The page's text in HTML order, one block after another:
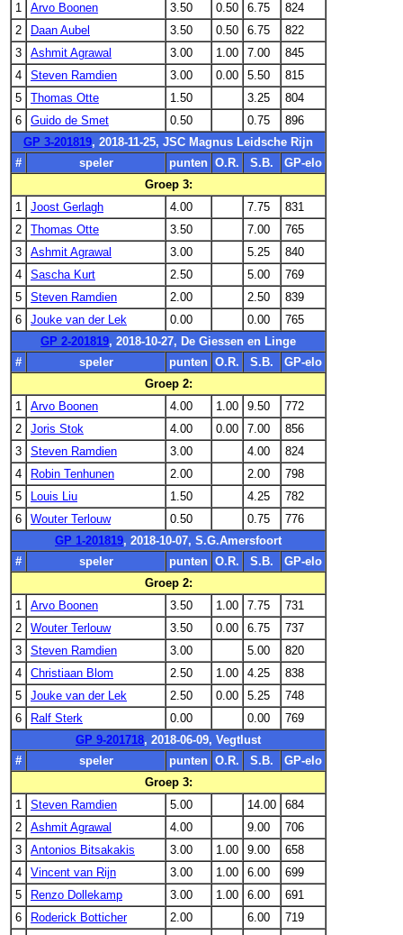
1
Arvo Boonen 3.50 0.50 6.75
824
2
Daan Aubel 3.50 0.50 6.75
822
3
Ashmit Agrawal 3.00 1.00 7.00
845
4
Steven Ramdien 3.00 0.00 5.50
815
5
Thomas Otte 1.50 3.25
804
6
Guido de Smet 0.50 0.75
896
GP 3-201819, 2018-11-25, JSC Magnus Leidsche Rijn
#
speler punten O.R. S.B.
GP-elo
Groep 3:
1
Joost Gerlagh 4.00 7.75
831
2
Thomas Otte 3.50 7.00
765
3
Ashmit Agrawal 3.00 5.25
840
4
Sascha Kurt 2.50 5.00
769
5
Steven Ramdien 2.00 2.50
839
6
Jouke van der Lek 0.00 0.00
765
GP 2-201819, 2018-10-27, De Giessen en Linge
#
speler punten O.R. S.B.
GP-elo
Groep 2:
1
Arvo Boonen 4.00 1.00 9.50
772
2
Joris Stok 4.00 0.00 7.00
856
3
Steven Ramdien 3.00 4.00
824
4
Robin Tenhunen 2.00 2.00
798
5
Louis Liu 1.50 4.25
782
6
Wouter Terlouw 0.50 0.75
776
GP 1-201819, 2018-10-07, S.G.Amersfoort
#
speler punten O.R. S.B.
GP-elo
Groep 2:
1
Arvo Boonen 3.50 1.00 7.75
731
2
Wouter Terlouw 3.50 0.00 6.75
737
3
Steven Ramdien 3.00 5.00
820
4
Christiaan Blom 2.50 1.00 4.25
838
5
Jouke van der Lek 2.50 0.00 5.25
748
6
Ralf Sterk 0.00 0.00
769
GP 9-201718, 2018-06-09, Vegtlust
#
speler punten O.R. S.B.
GP-elo
Groep 3:
1
Steven Ramdien 5.00 14.00
684
2
Ashmit Agrawal 4.00 9.00
706
3
Antonios Bitsakakis 3.00 1.00 9.00
658
4
Vincent van Rijn 3.00 1.00 6.00
699
5
Renzo Dollekamp 3.00 1.00 6.00
691
6
Roderick Botticher 2.00 6.00
719